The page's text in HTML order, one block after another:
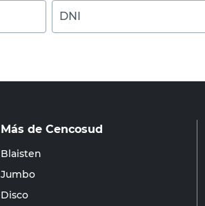
DNI
Más de Cencosud
Blaisten
Jumbo
Disco